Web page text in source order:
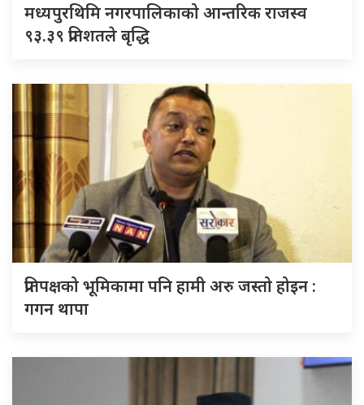
मध्यपुरथिमि नगरपालिकाको आन्तरिक राजस्व
९३.३९ प्रतिशतले बृद्धि
प्रतिपक्षको भूमिकामा पनि हामी अरु जस्तो होइन :
गगन थापा